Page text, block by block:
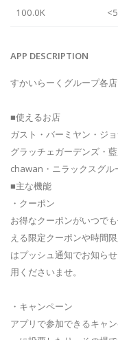
100.0K
APP DESCRIPTION
すかいらーくグループ各
■使えるお店
ガスト・バーミヤン・ジ
グラッチェガーデンズ・
chawan・ニラックスグ
■主な機能
・クーポン
お得なクーポンがいつで
える限定クーポンや時間
はプッシュ通知でお知ら
用くださいませ。
・キャンペーン
アプリで参加できるキャ